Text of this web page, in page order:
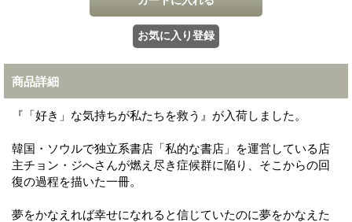
商品詳細
『「好き」な気持ちが私たちを救う』が入荷しました。
韓国・ソウルで独立系書店「私的な書店」を運営している店
主チョン・ジへさんが燃え尽き症候群に陥り、そこからの回
復の過程を描いた一冊。
夢をかなえれば幸せになれると信じていたのに夢をかなえた